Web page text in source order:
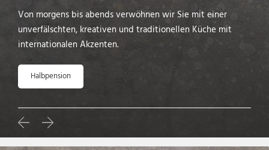
Von morgens bis abends verwöhnen wir Sie mit einer
unverfälschten, kreativen und traditionellen Küche mit
internationalen Akzenten.
Halbpension